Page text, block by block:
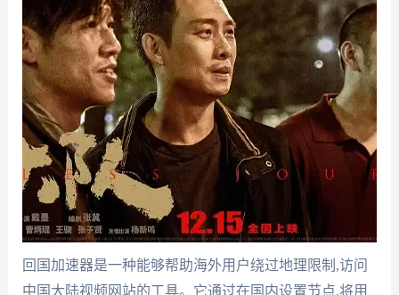
回国加速器是一种能够帮助海外用户绕过地理限制,访问
中国大陆视频网站的工具。它通过在国内设置节点,将用